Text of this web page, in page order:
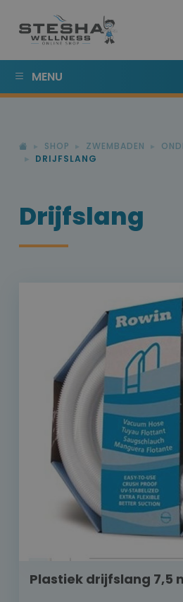
MENU
SHOP ZWEMBADEN
DRIJFSLANG
Drijfslang
Plastiek drijfslang 7,5